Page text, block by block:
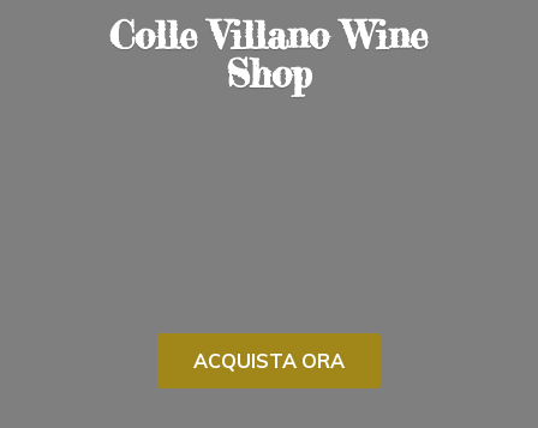
Colle VillanoWine
Shop
ACQUISTA ORA